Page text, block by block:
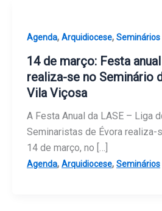
Agenda, Arquidiocese, Seminários
14 de março: Festa
realiza-se no Seminário
Vila Viçosa
A Festa Anual da LASE – Liga
Seminaristas de Évora realiza-
14 de março, no […]
Agenda, Arquidiocese, Seminários